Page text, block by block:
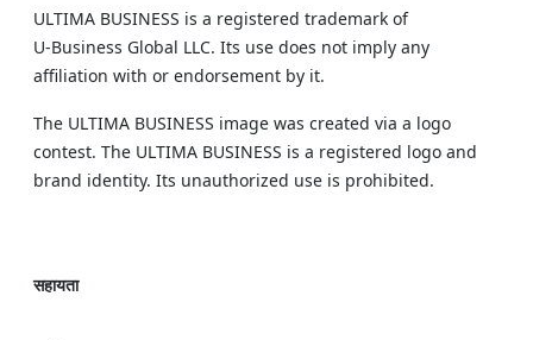
ULTIMA BUSINESS is a registered trademark of
U‑Business Global LLC. Its use does not imply any
affiliation with or endorsement by it.
The ULTIMA BUSINESS image was created via a logo
contest. The ULTIMA BUSINESS is a registered logo and
brand identity. Its unauthorized use is prohibited.
सहायता